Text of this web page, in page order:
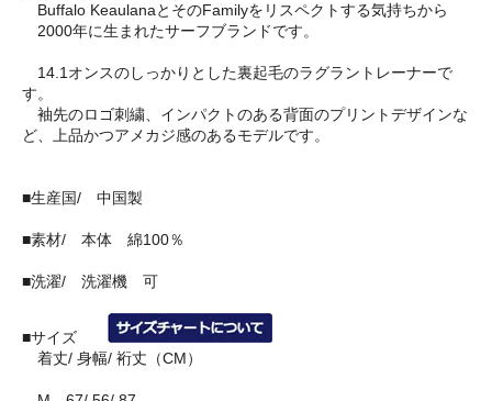
Buffalo KeaulanaとそのFamilyをリスペクトする気持ちから
2000年に生まれたサーフブランドです。
14.1オンスのしっかりとした裏起毛のラグラントレーナーで
す。
袖先のロゴ刺繍、インパクトのある背面のプリントデザインな
ど、上品かつアメカジ感のあるモデルです。
■生産国/ 中国製
■素材/ 本体 綿100％
■洗濯/ 洗濯機 可
■サイズ
着丈/ 身幅/ 裄丈（CM）